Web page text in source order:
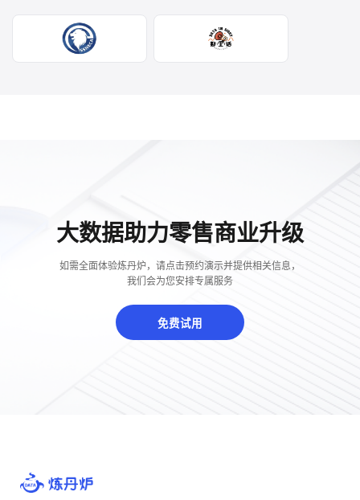
大数据助力零售商业升级
如需全面体验炼丹炉，请点击预约演示并提供相关信息，
我们会为您安排专属服务
免费试用